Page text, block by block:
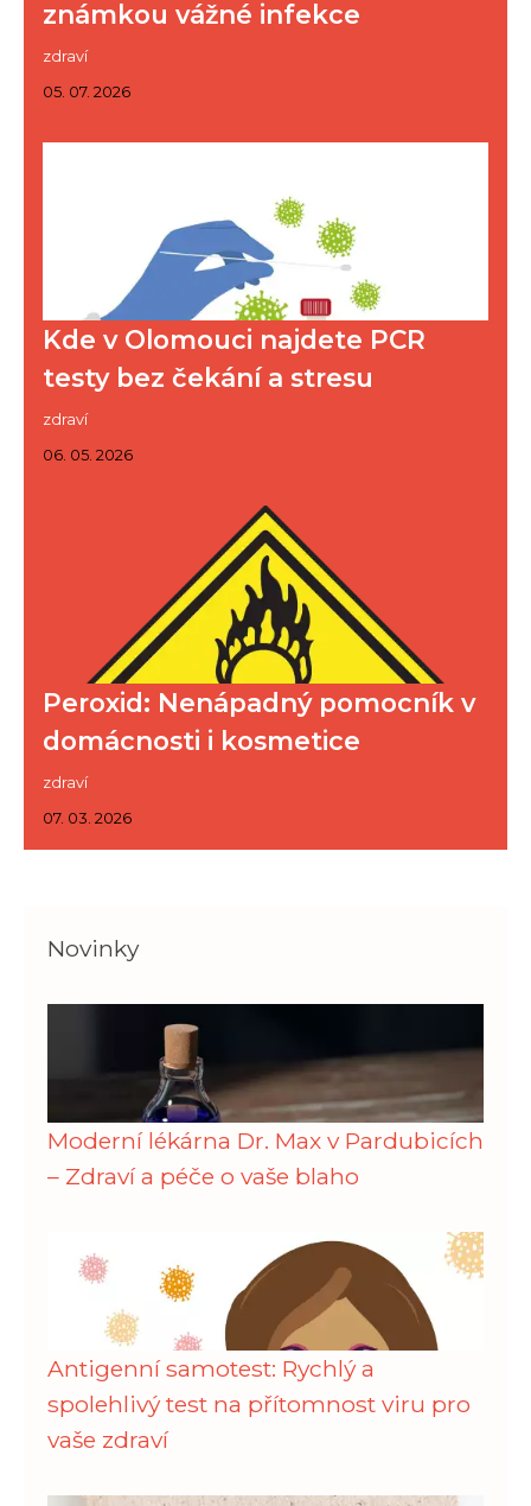
známkou vážné infekce
zdraví
05. 07. 2026
Kde v Olomouci najdete PCR
testy bez čekání a stresu
zdraví
06. 05. 2026
Peroxid: Nenápadný pomocník v
domácnosti i kosmetice
zdraví
07. 03. 2026
Novinky
Moderní lékárna Dr. Max v Pardubicích
– Zdraví a péče o vaše blaho
Antigenní samotest: Rychlý a
spolehlivý test na přítomnost viru pro
vaše zdraví